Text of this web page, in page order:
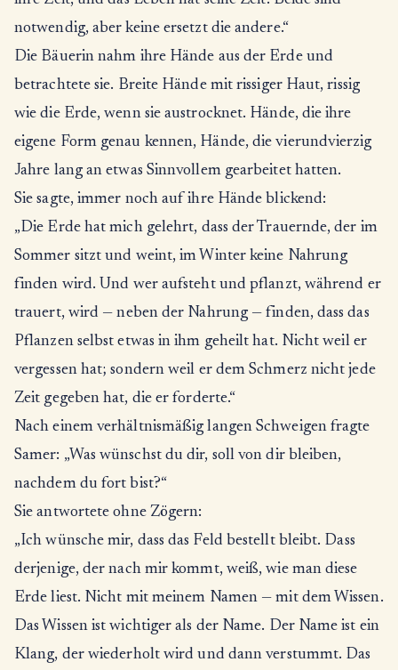
notwendig, aber keine ersetzt die andere.“
Die Bäuerin nahm ihre Hände aus der Erde und
betrachtete sie. Breite Hände mit rissiger Haut, rissig
wie die Erde, wenn sie austrocknet. Hände, die ihre
eigene Form genau kennen, Hände, die vierundvierzig
Jahre lang an etwas Sinnvollem gearbeitet hatten.
Sie sagte, immer noch auf ihre Hände blickend:
„Die Erde hat mich gelehrt, dass der Trauernde, der im
Sommer sitzt und weint, im Winter keine Nahrung
finden wird. Und wer aufsteht und pflanzt, während er
trauert, wird — neben der Nahrung — finden, dass das
Pflanzen selbst etwas in ihm geheilt hat. Nicht weil er
vergessen hat; sondern weil er dem Schmerz nicht jede
Zeit gegeben hat, die er forderte.“
Nach einem verhältnismäßig langen Schweigen fragte
Samer: „Was wünschst du dir, soll von dir bleiben,
nachdem du fort bist?“
Sie antwortete ohne Zögern:
„Ich wünsche mir, dass das Feld bestellt bleibt. Dass
derjenige, der nach mir kommt, weiß, wie man diese
Erde liest. Nicht mit meinem Namen — mit dem Wissen.
Das Wissen ist wichtiger als der Name. Der Name ist ein
Klang, der wiederholt wird und dann verstummt. Das